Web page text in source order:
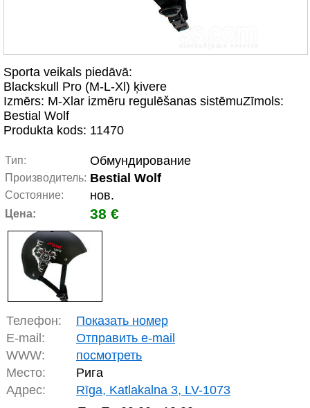
Sporta veikals piedāvā:
Blackskull Pro (M-L-Xl) ķivere
Izmērs: M-Xlar izmēru regulēšanas sistēmuZīmols:
Bestial Wolf
Produkta kods: 11470
Тип: Обмундирование
Производитель: Bestial Wolf
Состояние: нов.
Цена: 38 €
Телефон:
Показать номер
E-mail:
Отправить e-mail
WWW:
посмотреть
Место:
Рига
Адрес:
Rīga, Katlakalna 3, LV-1073